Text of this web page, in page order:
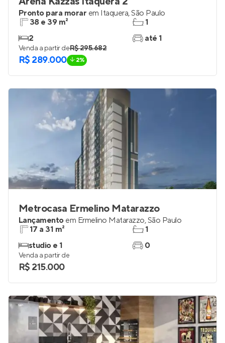
Pronto para morar em Itaquera,São Paulo
38 e 39 m²
2
1
até 1
Venda a partir deR$ 295.682
R$ 289.000 2%
Metrocasa Ermelino Matarazzo
Lançamento em Ermelino Matarazzo,São Paulo
17 a 31 m²
studio e 1
1
0
Venda a partir de
R$ 215.000